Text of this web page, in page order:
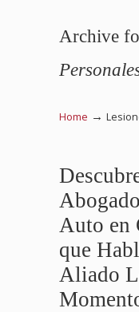
Archive
Home →
Auto en
que
Aliado